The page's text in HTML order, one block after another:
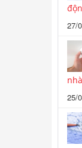
27/
25/